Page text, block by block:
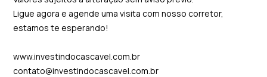
Ligue agora e agende uma visita com nosso corretor,
estamos te esperando!
www.investindocascavel.com.br
contato@investindocascavel.com.br